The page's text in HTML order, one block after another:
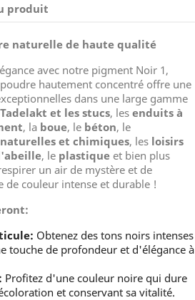
produit
naturelle de haute qualité
avec notre pigment Noir 1,
hautement concentré offre une
dans une large gamme
Tadelakt et les stucs, les enduits à
, la boue, le béton, le
et chimiques, les loisirs
, le plastique et bien plus
un air de mystère et de
de couleur intense et durable !
Obtenez des tons noirs intenses
touche de profondeur et d'élégance à
Profitez d'une couleur noire qui dure
et conservant sa vitalité.